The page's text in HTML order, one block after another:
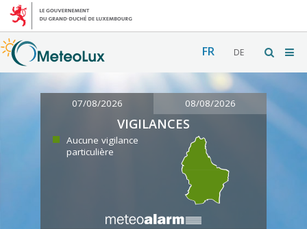
FR DE
07/08/2026 08/08/2026
VIGILANCES
Aucune vigilance
particulière